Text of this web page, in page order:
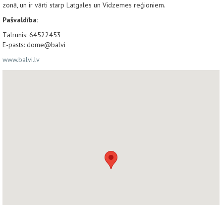
zonā, un ir vārti starp Latgales un Vidzemes reģioniem.
Pašvaldība:
Tālrunis: 64522453
E-pasts: dome@balvi
www.balvi.lv